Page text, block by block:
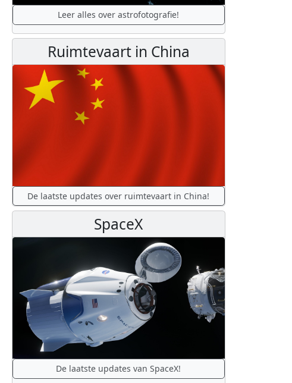
Leer alles over astrofotografie!
Ruimtevaart in China
De laatste updates over ruimtevaart in China!
SpaceX
De laatste updates van SpaceX!